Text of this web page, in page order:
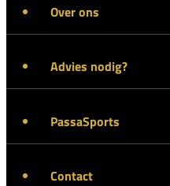
Over ons
Advies nodig?
PassaSports
Contact